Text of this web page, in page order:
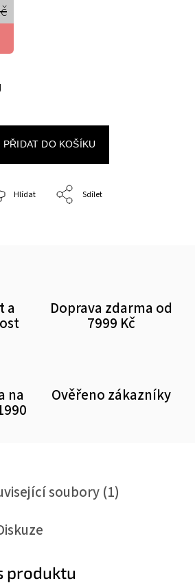
PŘIDAT DO KOŠÍKU
Hlídat Sdílet
a Doprava zdarma od
7999 Kč
na Ověřeno zákazníky
soubory (1)
produktu